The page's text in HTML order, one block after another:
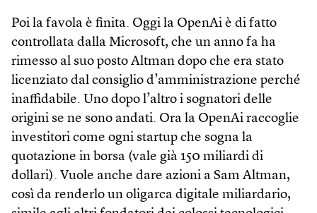
Poi la favola è finita. Oggi la OpenAi è di fatto
controllata dalla Microsoft, che un anno fa ha
rimesso al suo posto Altman dopo che era stato
licenziato dal consiglio d’amministrazione perché
inaffidabile. Uno dopo l’altro i sognatori delle
origini se ne sono andati. Ora la OpenAi raccoglie
investitori come ogni startup che sogna la
quotazione in borsa (vale già 150 miliardi di
dollari). Vuole anche dare azioni a Sam Altman,
così da renderlo un oligarca digitale miliardario,